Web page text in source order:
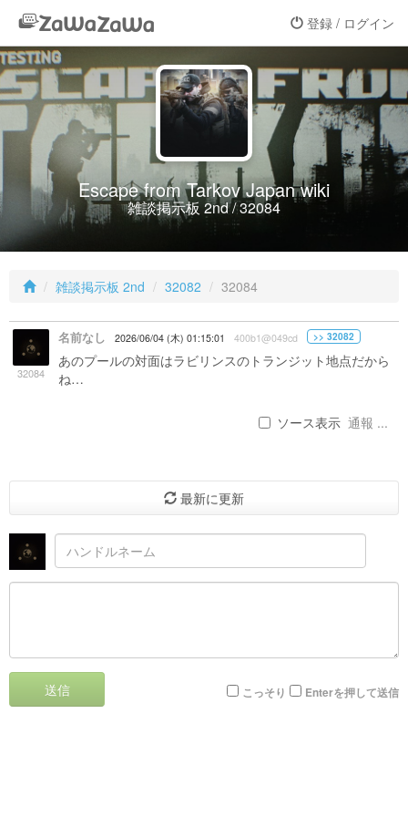
登録 / ログイン
Escape from Tarkov Japan wiki
雑談掲示板 2nd / 32084
雑談掲示板 2nd 32082 32084
32084
名前なし 2026/06/04 (木) 01:15:01 400b1@049cd >> 32082
あのプールの対面はラビリンスのトランジット地点だから
ね…
ソース表示 通報 ...
最新に更新
送信 こっそり Enterを押して送信